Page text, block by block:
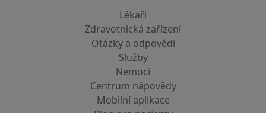
Lékaři
Zdravotnická zařízení
Otázky a odpovědi
Služby
Nemoci
Centrum nápovědy
Mobilní aplikace